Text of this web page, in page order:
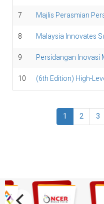
7
Majlis Perasmian
8
Malaysia Innovates
9
Persidangan Inovasi
10
(6th Edition) High-
Pagination
Current
page
1 Page
2 3